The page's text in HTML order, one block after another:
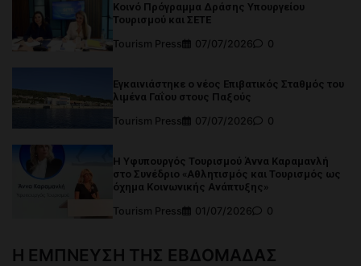
Κοινό Πρόγραμμα Δράσης Υπουργείου
Τουρισμού και ΣΕΤΕ
Tourism Press
07/07/2026 0
Εγκαινιάστηκε ο νέος Επιβατικός Σταθμός του
λιμένα Γαΐου στους Παξούς
Tourism Press
07/07/2026 0
Η Υφυπουργός Τουρισμού Άννα Καραμανλή
στο Συνέδριο «Αθλητισμός και Τουρισμός ως
όχημα Κοινωνικής Ανάπτυξης»
Tourism Press
01/07/2026 0
Η ΕΜΠΝΕΥΣΗ ΤΗΣ ΕΒΔΟΜΑΔΑΣ